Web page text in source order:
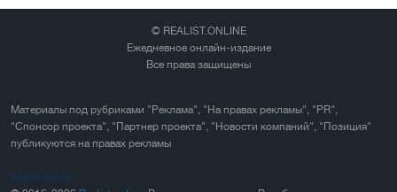
© REALIST.ONLINE
Ежедневное онлайн-издание
Все права защищены
Материалы под рубриками "Реклама", "На правах рекламы", "PR",
"Спонсор проекта", "Партнер проекта", "Новости компаний", "Позиция"
публикуются на правах рекламы
Карта сайта